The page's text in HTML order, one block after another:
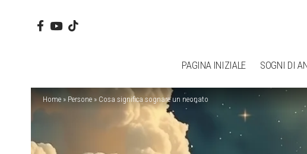
PAGINA INIZIALE SOGNI DI
Home » Persone » Cosa significa sognare un neonato